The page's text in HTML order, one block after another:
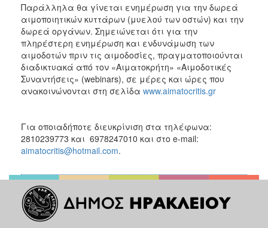
Παράλληλα θα γίνεται ενημέρωση για την δωρεά
αιμοποιητικών κυττάρων (μυελού των οστών) και την
δωρεά οργάνων. Σημειώνεται ότι για την
πληρέστερη ενημέρωση και ενδυνάμωση των
αιμοδοτών πριν τις αιμοδοσίες, πραγματοποιούνται
διαδικτυακά από τον «Αιματοκρήτη» «Αιμοδοτικές
Συναντήσεις» (webinars), σε μέρες και ώρες που
ανακοινώνονται στη σελίδα www.aimatocritis.gr
Για οποιαδήποτε διευκρίνιση στα τηλέφωνα:
2810239773 και 6978247010 και στο e-mail:
aimatocritis@hotmail.com.